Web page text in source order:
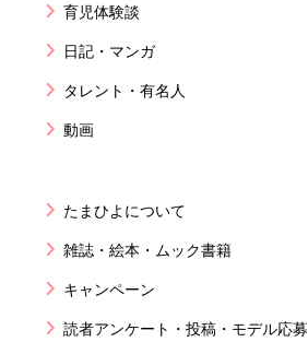
育児体験談
日記・マンガ
タレント・有名人
動画
たまひよについて
雑誌・絵本・ムック書籍
キャンペーン
読者アンケート・投稿・モデル応募